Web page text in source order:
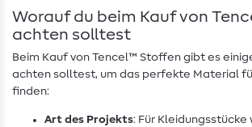
Worauf du beim Kauf von
achten solltest
Beim Kauf von Tencel™ Stoffen gibt es
achten solltest, um das perfekte Material
finden:
Art des Projekts: Für Kleidungsstücke